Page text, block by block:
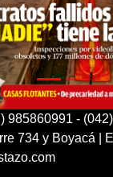
985860991 - (042)
734 y Boyacá |